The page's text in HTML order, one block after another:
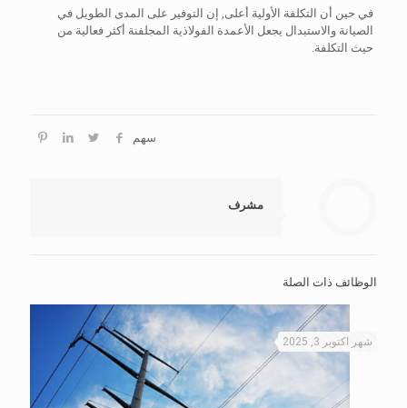
في حين أن التكلفة الأولية أعلى, إن التوفير على المدى الطويل في
الصيانة والاستبدال يجعل الأعمدة الفولاذية المجلفنة أكثر فعالية من
حيث التكلفة.
سهم
مشرف
الوظائف ذات الصلة
شهر اكتوبر 3, 2025